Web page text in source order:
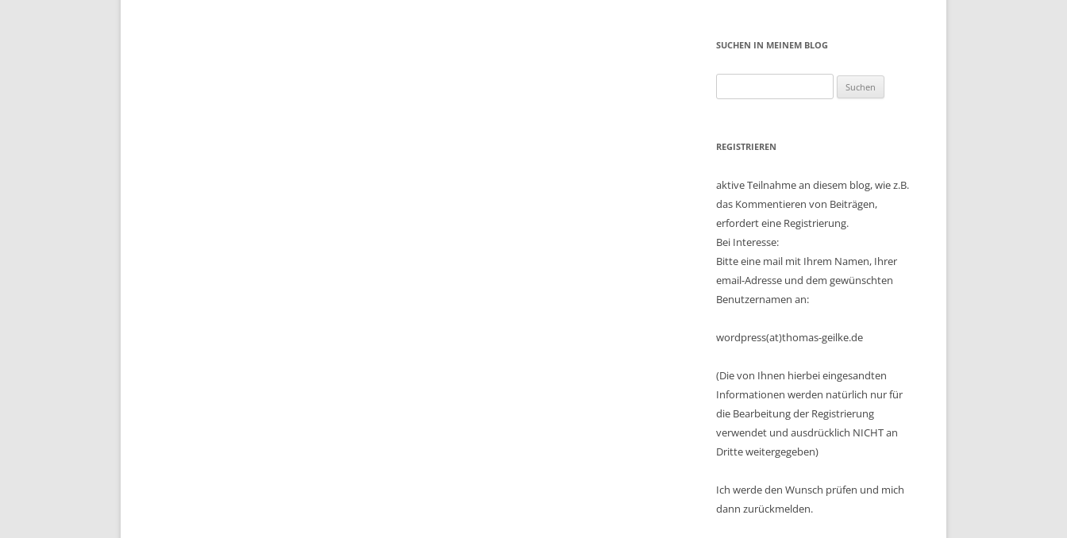
SUCHEN IN MEINEM BLOG
nach:
REGISTRIEREN
aktive Teilnahme an diesem blog, wie z.B.
das Kommentieren von Beiträgen,
erfordert eine Registrierung.
Bei Interesse:
Bitte eine mail mit Ihrem Namen, Ihrer
email-Adresse und dem gewünschten
Benutzernamen an:
wordpress(at)thomas-geilke.de
(Die von Ihnen hierbei eingesandten
Informationen werden natürlich nur für
die Bearbeitung der Registrierung
verwendet und ausdrücklich NICHT an
Dritte weitergegeben)
Ich werde den Wunsch prüfen und mich
dann zurückmelden.